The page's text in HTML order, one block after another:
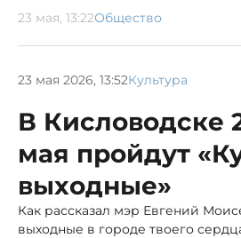
23 мая, 13:22Общество
23 мая 2026, 13:52Культура
В Кисловодске
мая пройдут
выходные»
Как рассказал мэр Евгений
выходные в городе твоего